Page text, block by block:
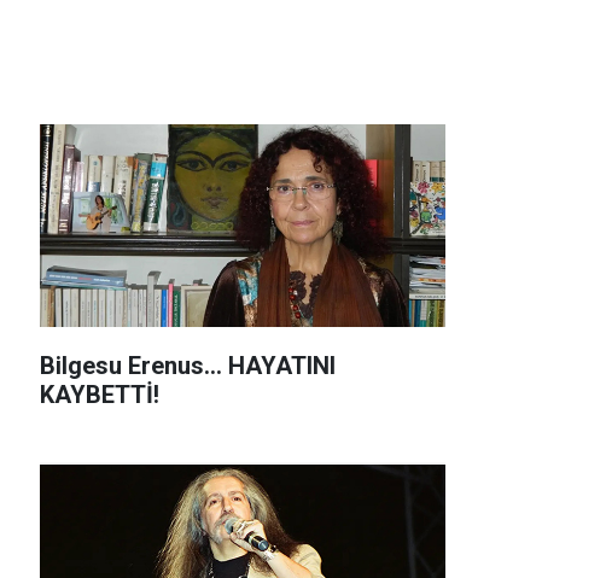
Bilgesu Erenus... HAYATINI
KAYBETTİ!